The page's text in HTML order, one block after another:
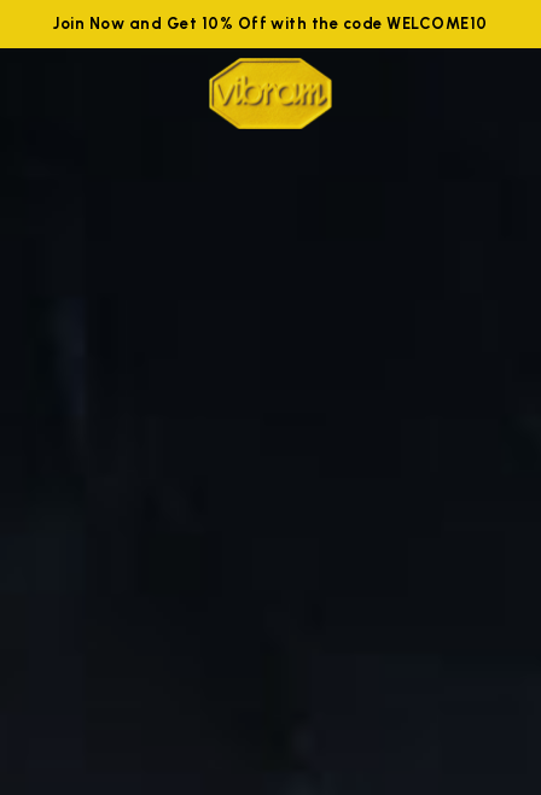
Join Now and Get 10% Off with the code WELCOME10